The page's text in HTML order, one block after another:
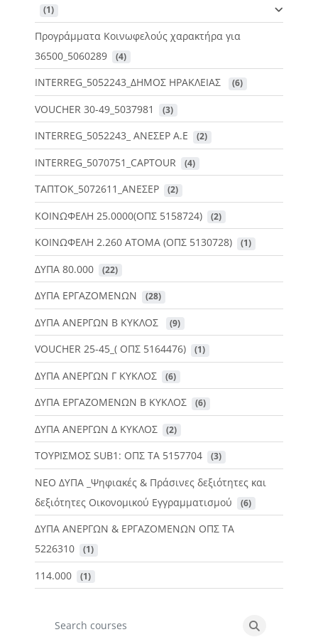
(1)
Προγράμματα Κοινωφελούς χαρακτήρα για
36500_5060289
(4)
INTERREG_5052243_ΔΗΜΟΣ ΗΡΑΚΛΕΙΑΣ (6)
VOUCHER 30-49_5037981 (3)
INTERREG_5052243_ ΑΝΕΣΕΡ Α.Ε (2)
INTERREG_5070751_CAPTOUR (4)
ΤΑΠΤΟΚ_5072611_ΑΝΕΣΕΡ (2)
ΚΟΙΝΩΦΕΛΗ 25.0000(ΟΠΣ 5158724) (2)
ΚΟΙΝΩΦΕΛΗ 2.260 ΑΤΟΜΑ (ΟΠΣ 5130728) (1)
ΔΥΠΑ 80.000 (22)
ΔΥΠΑ ΕΡΓΑΖΟΜΕΝΩΝ (28)
ΔΥΠΑ ΑΝΕΡΓΩΝ Β ΚΥΚΛΟΣ (9)
VOUCHER 25-45_( ΟΠΣ 5164476) (1)
ΔΥΠΑ ΑΝΕΡΓΩΝ Γ ΚΥΚΛΟΣ (6)
ΔΥΠΑ ΕΡΓΑΖΟΜΕΝΩΝ Β ΚΥΚΛΟΣ (6)
ΔΥΠΑ ΑΝΕΡΓΩΝ Δ ΚΥΚΛΟΣ (2)
ΤΟΥΡΙΣΜΟΣ SUB1: ΟΠΣ ΤΑ 5157704 (3)
ΝΕΟ ΔΥΠΑ _Ψηφιακές & Πράσινες δεξιότητες και
δεξιότητες Οικονομικού Εγγραμματισμού
(6)
ΔΥΠΑ ΑΝΕΡΓΩΝ & ΕΡΓΑΖΟΜΕΝΩΝ ΟΠΣ ΤΑ
5226310
(1)
114.000 (1)
Search courses